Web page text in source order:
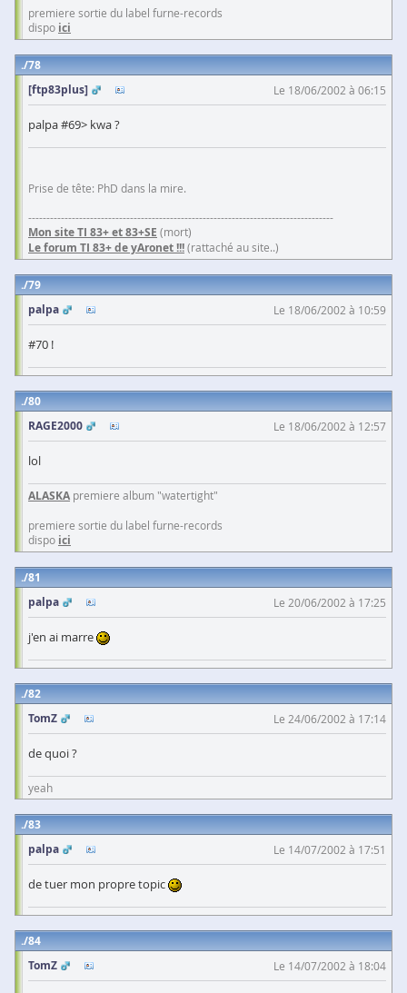
premiere sortie du label furne-records
dispo ici
78
[ftp83plus]
Le 18/06/2002 à 06:15
palpa #69> kwa ?
Prise de tête: PhD dans la mire.
------------------------------------------------------------------------------------
Mon site TI 83+ et 83+SE (mort)
Le forum TI 83+ de yAronet !!!(rattaché au site..)
79
palpa
Le 18/06/2002 à 10:59
#70 !
80
RAGE2000
Le 18/06/2002 à 12:57
lol
ALASKA premiere album "watertight"
premiere sortie du label furne-records
dispo ici
81
palpa
Le 20/06/2002 à 17:25
j'en ai marre
82
TomZ
Le 24/06/2002 à 17:14
de quoi ?
yeah
83
palpa
Le 14/07/2002 à 17:51
de tuer mon propre topic
84
TomZ
Le 14/07/2002 à 18:04